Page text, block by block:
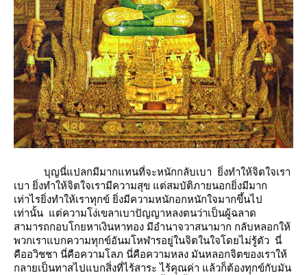
บุญนี่แปลกมีมากแทนที่จะหนักกลับเบา ยิ่งทำให้จิตใจเรา
เบา ยิ่งทำให้จิตใจเรามีความสุข แต่สมบัติภายนอกยิ่งมีมาก
เท่าไรยิ่งทำให้เราทุกข์ ยิ่งมีความหนักอกหนักใจมากขึ้นไป
เท่านั้น แต่ความโง่เขลาเบาปัญญาหลงตนว่าเป็นผู้ฉลาด
สามารถกอบโกยหาเงินหาทอง มีอำนาจวาสนามาก กลับหลอกให้
พวกเราแบกความทุกข์อันมโหฬารอยู่ในจิตในใจโดยไม่รู้ตัว นี่
คืออวิชชา นี่คือความโลภ นี่คือความหลง มันหลอกจิตของเราให้
กลายเป็นทาสไปแบกสิ่งที่ไร้สาระ ไร้คุณค่า แล้วก็ต้องทุกข์กับมัน